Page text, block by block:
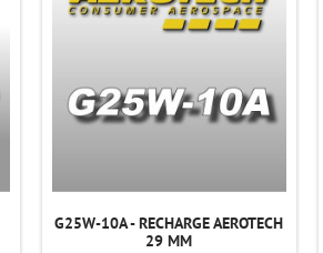
G25W-10A - RECHARGE AEROTECH
29 MM